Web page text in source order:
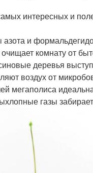
интересных и
и
комнату от
деревья
воздух от
мегаполиса
газы